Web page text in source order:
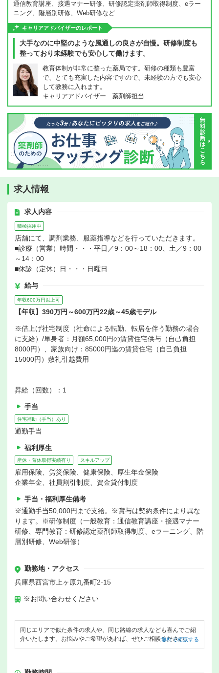
通信教育講座、接遇マナー研修、研修認定薬剤師取得制度、eラー
ニング、階層別研修、Web研修など
キャリアアドバイザーのレポート
大手なのに中堅のような風通しの良さが自慢。研修制度も
整っており未経験でも安心して働けます。
教育体制が非常に整った薬局です。研修の種類も豊富
で、とても充実した内容ですので、未経験の方でも安心
して教務に入れます。
キャリアアドバイザー 薬剤師担当
求人情報
求人内容
積極採用中
店舗にて、調剤業務、服薬指導などを行っていただきます。
■診療（営業）時間・・・平日／9：00～18：00、土／9：00
～14：00
■休診（定休）日・・・日曜日
給与
年収600万円以上可
【年収】390万円～600万円22歳～45歳モデル
※借上げ社宅制度（社命による転勤、転居を伴う勤務の場合
に支給）/単身者：月額65,000円の賃貸住宅供与（自己負担
8000円）、家族向け：85000円迄の賃貸住宅（自己負担
15000円）敷礼引越費用
昇給（回数）：1
手当
住宅補助（手当）あり
通勤手当
福利厚生
産休・育休取得実績有り スキルアップ
雇用保険、労災保険、健康保険、厚生年金保険
企業年金、社員割引制度、資金貸付制度
手当・福利厚生備考
※通勤手当50,000円まで支給。※賞与は契約条件により異な
ります。※研修制度（一般教育：通信教育講座・接遇マナー
研修、専門教育：研修認定薬剤師取得制度、eラーニング、階
層別研修、Web研修）
勤務地・アクセス
兵庫県西宮市上ヶ原九番町2-15
※お問い合わせください
同じエリアで似た条件の求人や、同じ路線の求人なども喜んでご紹
介いたします。お悩みやご希望があれば、ぜひご相談ください。
無料で相談する